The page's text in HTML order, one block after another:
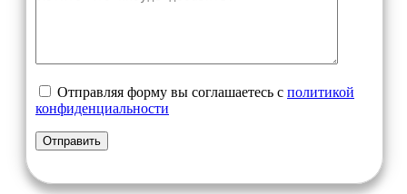
Отправляя форму вы соглашаетесь с политикой
конфиденциальности